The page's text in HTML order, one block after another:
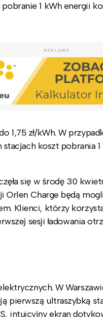
1 kWh energii
REKLAMA
1,75 zł/kWh. W
stacjach koszt pobrania
się w środę 30
Orlen Charge będą
Klienci, którzy
sesji ładowania
W
pierwszą ultraszybką
intuicyjny ekran